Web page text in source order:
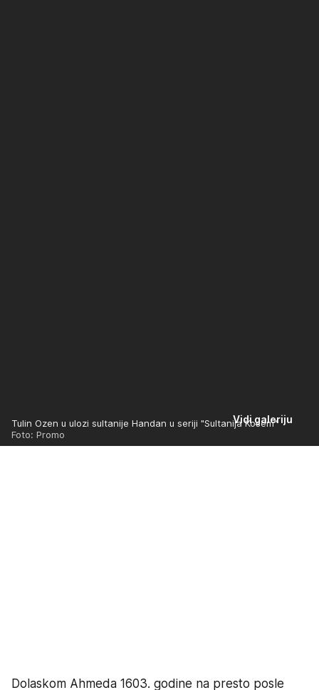
Vidi galeriju
Tulin Ozen u ulozi sultanije Handan u seriji "Sultanija Kosem"
Foto: Promo
Dolaskom Ahmeda 1603. godine na presto posle